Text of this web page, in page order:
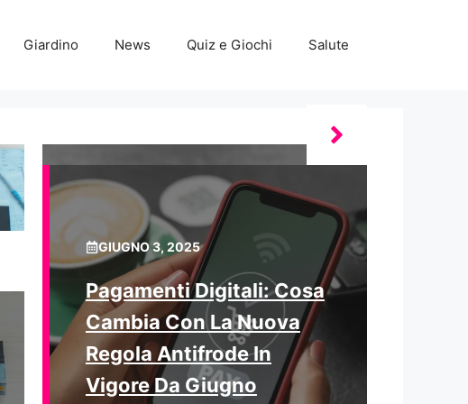
Giardino News Quiz e Giochi Salute
GIUGNO 3, 2025
Pagamenti Digitali: Cosa
Cambia Con La Nuova
Regola Antifrode In
Vigore Da Giugno